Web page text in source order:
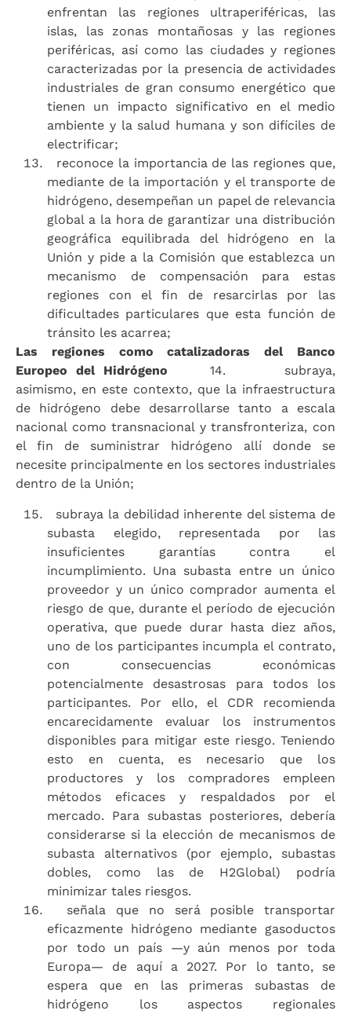
enfrentan las regiones ultraperiféricas, las
islas, las zonas montañosas y las regiones
periféricas, así como las ciudades y regiones
caracterizadas por la presencia de actividades
industriales de gran consumo energético que
tienen un impacto significativo en el medio
ambiente y la salud humana y son difíciles de
electrificar;
reconoce la importancia de las regiones que,
mediante de la importación y el transporte de
hidrógeno, desempeñan un papel de relevancia
global a la hora de garantizar una distribución
geográfica equilibrada del hidrógeno en la
Unión y pide a la Comisión que establezca un
mecanismo de compensación para estas
regiones con el fin de resarcirlas por las
dificultades particulares que esta función de
tránsito les acarrea;
Las regiones como catalizadoras del Banco
Europeo del Hidrógeno 14. subraya,
asimismo, en este contexto, que la infraestructura
de hidrógeno debe desarrollarse tanto a escala
nacional como transnacional y transfronteriza, con
el fin de suministrar hidrógeno allí donde se
necesite principalmente en los sectores industriales
dentro de la Unión;
subraya la debilidad inherente del sistema de
subasta elegido, representada por las
insuficientes garantías contra el
incumplimiento. Una subasta entre un único
proveedor y un único comprador aumenta el
riesgo de que, durante el período de ejecución
operativa, que puede durar hasta diez años,
uno de los participantes incumpla el contrato,
con consecuencias económicas
potencialmente desastrosas para todos los
participantes. Por ello, el CDR recomienda
encarecidamente evaluar los instrumentos
disponibles para mitigar este riesgo. Teniendo
esto en cuenta, es necesario que los
productores y los compradores empleen
métodos eficaces y respaldados por el
mercado. Para subastas posteriores, debería
considerarse si la elección de mecanismos de
subasta alternativos (por ejemplo, subastas
dobles, como las de H2Global) podría
minimizar tales riesgos.
señala que no será posible transportar
eficazmente hidrógeno mediante gasoductos
por todo un país —y aún menos por toda
Europa— de aquí a 2027. Por lo tanto, se
espera que en las primeras subastas de
hidrógeno los aspectos regionales